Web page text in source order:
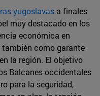
yugoslavas a finales
muy destacado en los
económica en
como garante
la región. El objetivo
Balcanes occidentales
para la seguridad,